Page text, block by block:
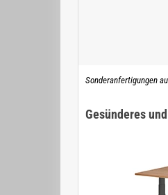
Sonderanfertigungen
Gesünderes